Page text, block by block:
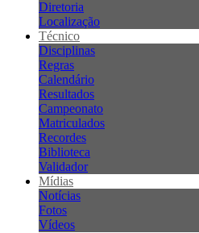
Diretoria
Localização
Técnico
Disciplinas
Regras
Calendário
Resultados
Campeonato
Matriculados
Recordes
Biblioteca
Validador
Mídias
Notícias
Fotos
Vídeos